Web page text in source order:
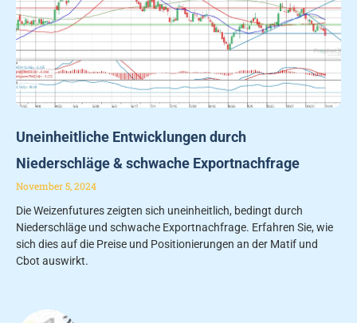
Uneinheitliche Entwicklungen durch
Niederschläge & schwache Exportnachfrage
November 5, 2024
Die Weizenfutures zeigten sich uneinheitlich, bedingt durch
Niederschläge und schwache Exportnachfrage. Erfahren Sie, wie
sich dies auf die Preise und Positionierungen an der Matif und
Cbot auswirkt.